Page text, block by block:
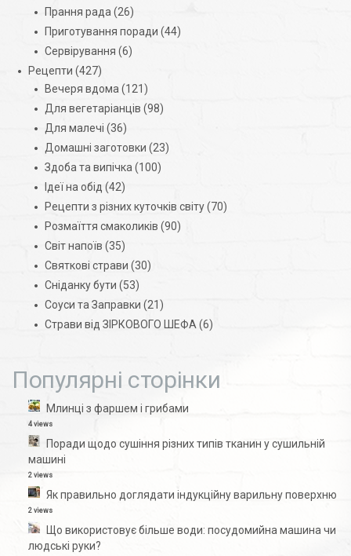
Прання рада(26)
Приготування поради (44)
Сервірування (6)
Рецепти (427)
Вечеря вдома(121)
Для вегетаріанців (98)
Для малечі (36)
Домашні заготовки (23)
Здоба та випічка(100)
Ідеї на обід (42)
Рецепти з різних куточків світу(70)
Розмаїття смаколиків (90)
Світ напоїв (35)
Святкові страви (30)
Сніданку бути (53)
Соуси та Заправки (21)
Страви від ЗІРКОВОГО ШЕФА(6)
Популярні сторінки
Млинці з фаршем і грибами
4 views
Поради щодо сушіння різних типів тканин у сушильній
машині
2 views
Як правильно доглядати індукційну варильну поверхню
2 views
Що використовує більше води: посудомийна машина чи
людські руки?